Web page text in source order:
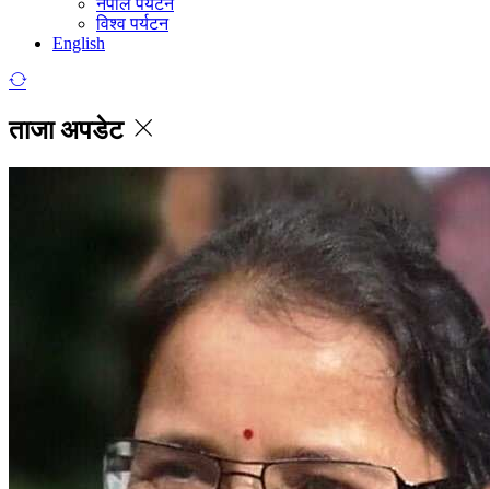
नेपाल पर्यटन
विश्व पर्यटन
English
ताजा अपडेट